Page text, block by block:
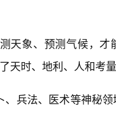
天象、预测气候，才
天时、地利、人和考
兵法、医术等神秘